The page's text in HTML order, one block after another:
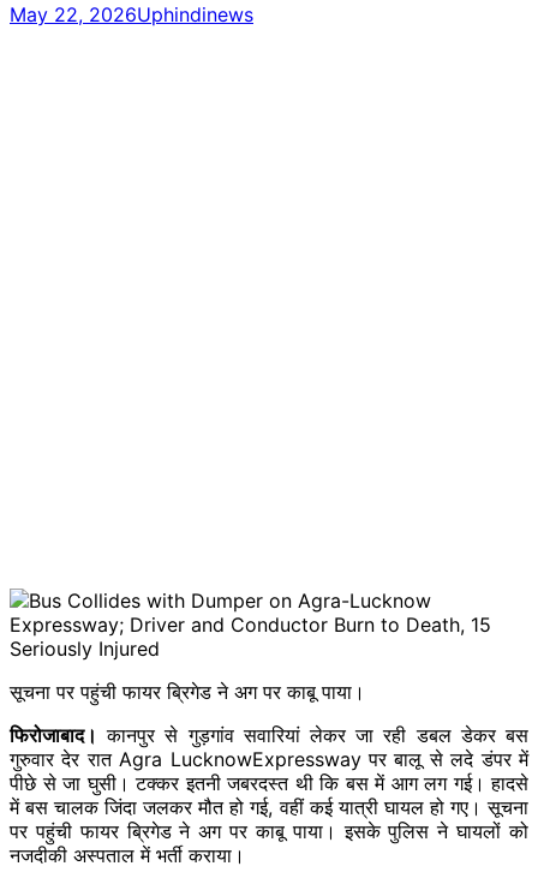
May 22, 2026Uphindinews
सूचना पर पहुंची फायर ब्रिगेड ने अग पर काबू पाया।
फिरोजाबाद। कानपुर से गुड़गांव सवारियां लेकर जा रही डबल डेकर बस
गुरुवार देर रात Agra LucknowExpressway पर बालू से लदे डंपर में
पीछे से जा घुसी। टक्कर इतनी जबरदस्त थी कि बस में आग लग गई। हादसे
में बस चालक जिंदा जलकर मौत हो गई, वहीं कई यात्री घायल हो गए। सूचना
पर पहुंची फायर ब्रिगेड ने अग पर काबू पाया। इसके पुलिस ने घायलों को
नजदीकी अस्पताल में भर्ती कराया।